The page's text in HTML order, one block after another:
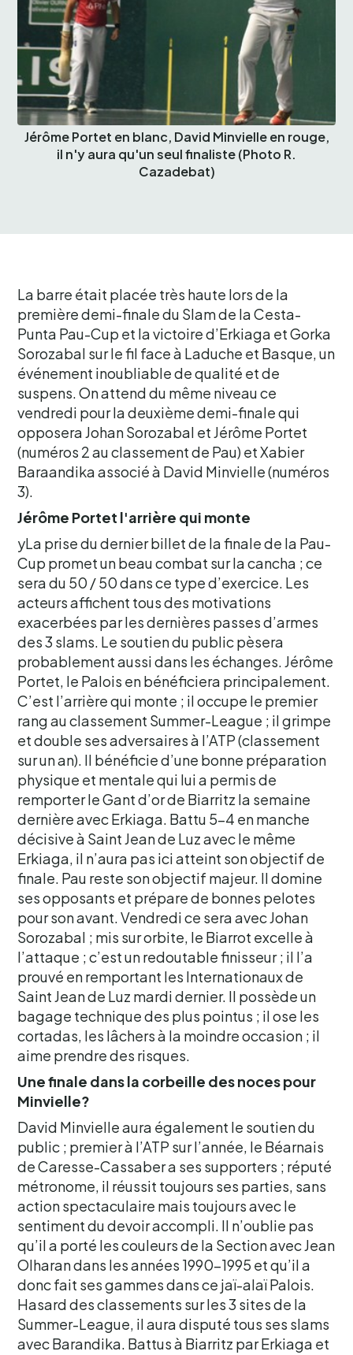
Jérôme Portet en blanc, David Minvielle en rouge,
il n'y aura qu'un seul finaliste (Photo R.
Cazadebat)
La barre était placée très haute lors de la
première demi-finale du Slam de la Cesta-
Punta Pau-Cup et la victoire d’Erkiaga et Gorka
Sorozabal sur le fil face à Laduche et Basque, un
événement inoubliable de qualité et de
suspens. On attend du même niveau ce
vendredi pour la deuxième demi-finale qui
opposera Johan Sorozabal et Jérôme Portet
(numéros 2 au classement de Pau) et Xabier
Baraandika associé à David Minvielle (numéros
3).
Jérôme Portet l'arrière qui monte
yLa prise du dernier billet de la finale de la Pau-
Cup promet un beau combat sur la cancha ; ce
sera du 50 / 50 dans ce type d’exercice. Les
acteurs affichent tous des motivations
exacerbées par les dernières passes d’armes
des 3 slams. Le soutien du public pèsera
probablement aussi dans les échanges. Jérôme
Portet, le Palois en bénéficiera principalement.
C’est l’arrière qui monte ; il occupe le premier
rang au classement Summer-League ; il grimpe
et double ses adversaires à l’ATP (classement
sur un an). Il bénéficie d’une bonne préparation
physique et mentale qui lui a permis de
remporter le Gant d’or de Biarritz la semaine
dernière avec Erkiaga. Battu 5-4 en manche
décisive à Saint Jean de Luz avec le même
Erkiaga, il n’aura pas ici atteint son objectif de
finale. Pau reste son objectif majeur. Il domine
ses opposants et prépare de bonnes pelotes
pour son avant. Vendredi ce sera avec Johan
Sorozabal ; mis sur orbite, le Biarrot excelle à
l’attaque ; c’est un redoutable finisseur ; il l’a
prouvé en remportant les Internationaux de
Saint Jean de Luz mardi dernier. Il possède un
bagage technique des plus pointus ; il ose les
cortadas, les lâchers à la moindre occasion ; il
aime prendre des risques.
Une finale dans la corbeille des noces pour
Minvielle?
David Minvielle aura également le soutien du
public ; premier à l’ATP sur l’année, le Béarnais
de Caresse-Cassaber a ses supporters ; réputé
métronome, il réussit toujours ses parties, sans
action spectaculaire mais toujours avec le
sentiment du devoir accompli. Il n’oublie pas
qu’il a porté les couleurs de la Section avec Jean
Olharan dans les années 1990-1995 et qu’il a
donc fait ses gammes dans ce jaï-alaï Palois.
Hasard des classements sur les 3 sites de la
Summer-League, il aura disputé tous ses slams
avec Barandika. Battus à Biarritz par Erkiaga et